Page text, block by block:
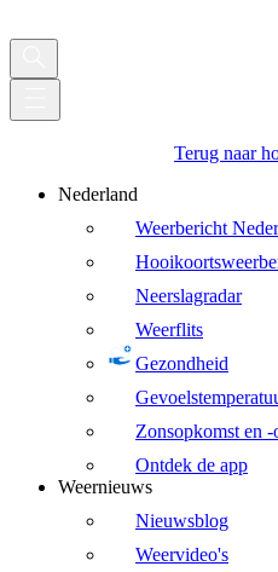
Terug naar
Nederland
Weerbericht
Neerslagradar
Weerflits
Gezondheid
Zonsopkomst en -
Ontdek de app
Weernieuws
Nieuwsblog
Weervideo's